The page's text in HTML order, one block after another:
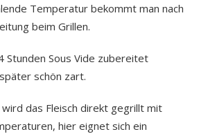
Temperatur bekommt man nach
beim Grillen.
Stunden Sous Vide zubereitet
schön zart.
wird das Fleisch direkt gegrillt mit
hier eignet sich ein